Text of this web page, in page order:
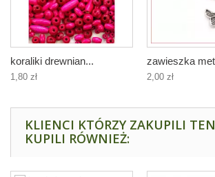
koraliki drewnian...
1,80 zł
zawieszka
2,00 zł
KLIENCI KTÓRZY ZAKUPILI
KUPILI RÓWNIEŻ: